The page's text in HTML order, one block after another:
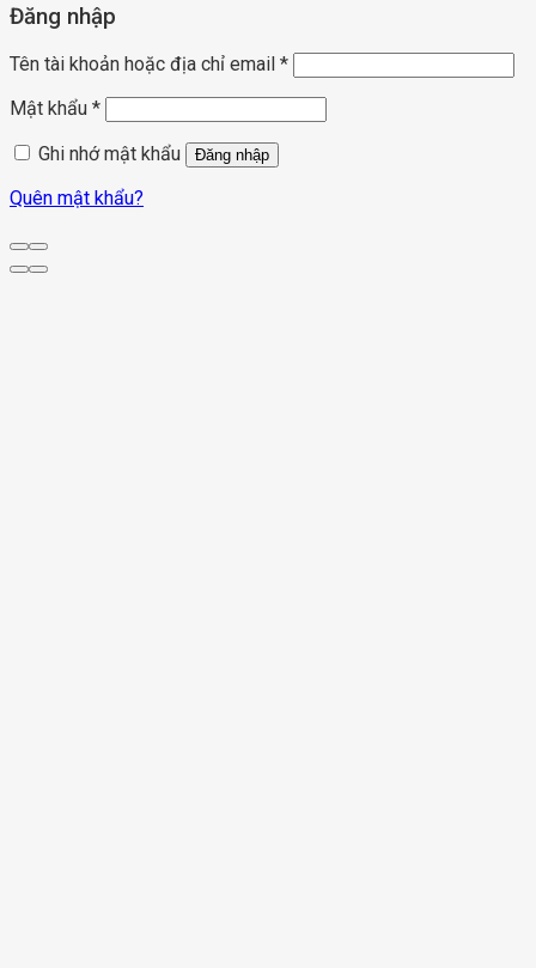
Đăng nhập
Tên tài khoản hoặc địa chỉ email *
Mật khẩu *
Ghi nhớ mật khẩu
Đăng nhập
Quên mật khẩu?